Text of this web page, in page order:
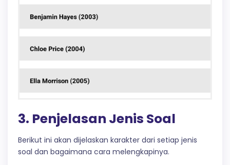
3. Penjelasan Jenis Soal
Berikut ini akan dijelaskan karakter dari setiap jenis
soal dan bagaimana cara melengkapinya.